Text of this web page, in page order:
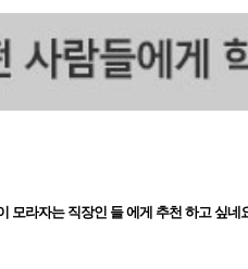
모라자는 직장인 들 에게 추천 하고 싶